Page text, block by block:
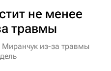
не менее
травмы
из-за травмы